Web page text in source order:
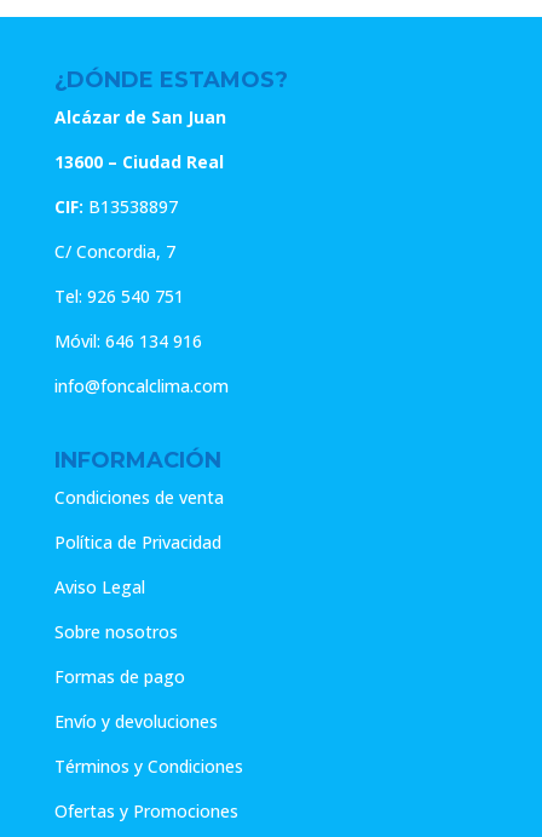
¿DÓNDE ESTAMOS?
Alcázar de San Juan
13600 – Ciudad Real
CIF: B13538897
C/ Concordia, 7
Tel: 926 540 751
Móvil: 646 134 916
info@foncalclima.com
INFORMACIÓN
Condiciones de venta
Política de Privacidad
Aviso Legal
Sobre nosotros
Formas de pago
Envío y devoluciones
Términos y Condiciones
Ofertas y Promociones